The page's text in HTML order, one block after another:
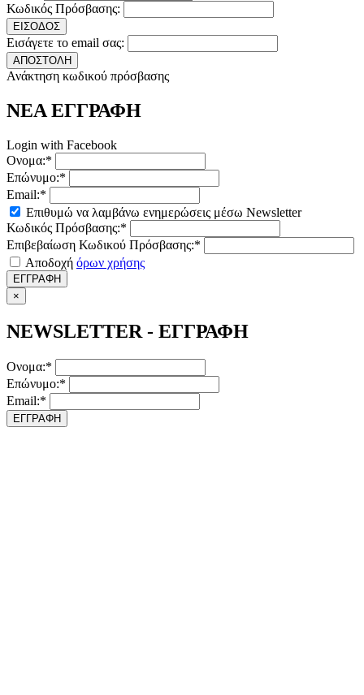
Κωδικός Πρόσβασης:
ΕΙΣΟΔΟΣ
Εισάγετε το email σας:
ΑΠΟΣΤΟΛΗ
Ανάκτηση κωδικού πρόσβασης
ΝΕΑ ΕΓΓΡΑΦΗ
Login with Facebook
Ονομα:*
Επώνυμο:*
Email:*
Επιθυμώ να λαμβάνω ενημερώσεις μέσω Newsletter
Κωδικός Πρόσβασης:*
Επιβεβαίωση Κωδικού Πρόσβασης:*
Αποδοχή όρων χρήσης
ΕΓΓΡΑΦΗ
×
NEWSLETTER - ΕΓΓΡΑΦΗ
Ονομα:*
Επώνυμο:*
Email:*
ΕΓΓΡΑΦΗ